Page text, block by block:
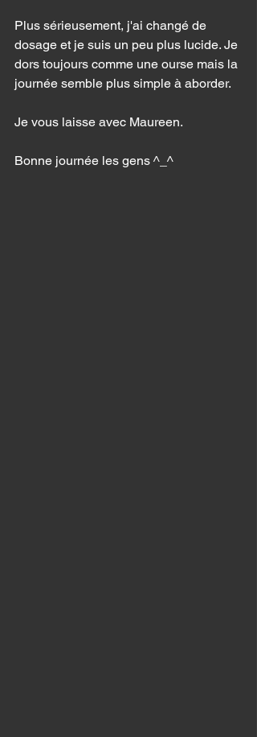
Plus sérieusement, j'ai changé de
dosage et je suis un peu plus lucide. Je
dors toujours comme une ourse mais la
journée semble plus simple à aborder.
Je vous laisse avec Maureen.
Bonne journée les gens ^_^